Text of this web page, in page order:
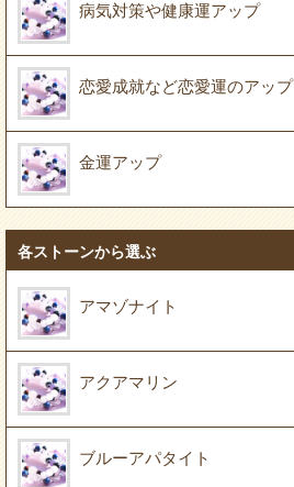
病気対策や健康運アップ
恋愛成就など恋愛運のアップ
金運アップ
各ストーンから選ぶ
アマゾナイト
アクアマリン
ブルーアパタイト